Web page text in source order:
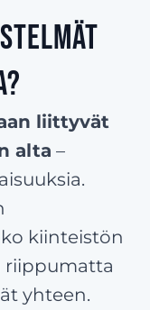
liittyvät
alta –
kiinteistön
riippumatta
yhteen.